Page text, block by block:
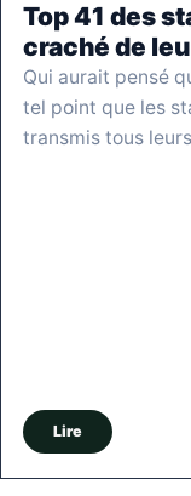
Top 41 des
craché de
Qui aurait pensé
tel point que les
transmis tous
Lire